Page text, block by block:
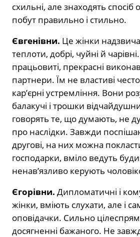
схильні, але знаходять спосіб
побут правильно і стильно.
Євгенівни. Це жінки
теплоти, добрі, чуйні й
працьовиті, прекрасні
партнери. Їм не властиві
кар’єрні устремління. Вони
балакучі і трошки
говорять те, що думають, не
про наслідки. Завжди
другові, на них можна
господарки, вміло ведуть
ненав’язливо керують
Єгорівни. Дипломатичні і
жінки, вміють слухати, але і
оповідачки. Сильно
досягненні бажаного. Не